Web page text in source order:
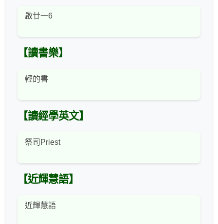
啟廿一6
【讀書樂】
輕的書
【讀經學英文】
祭司Priest
【近輝慧語】
近輝慧語